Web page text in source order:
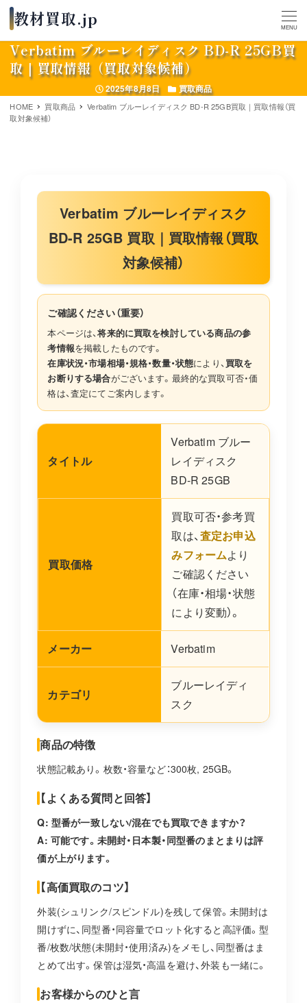
MENU
Verbatim ブルーレイディスク BD-R 25GB買
取｜買取情報（買取対象候補）
投稿日
2025年8月8日 カテゴリー
買取商品
HOME 買取商品
Verbatim ブルーレイディスク BD-R 25GB買取｜買取情報（買
取対象候補）
Verbatim ブルーレイディスク
BD-R 25GB 買取｜買取情報（買取
対象候補）
ご確認ください（重要）
本ページは、将来的に買取を検討している商品の参
考情報を掲載したものです。
在庫状況・市場相場・規格・数量・状態により、買取を
お断りする場合がございます。最終的な買取可否・価
格は、査定にてご案内します。
タイトル
Verbatim ブルー
レイディスク
BD-R 25GB
買取価格
買取可否・参考買
取は、査定お申込
みフォームより
ご確認ください
（在庫・相場・状態
により変動）。
メーカー Verbatim
カテゴリ
ブルーレイディ
スク
商品の特徴
状態記載あり。枚数・容量など：300枚, 25GB。
【よくある質問と回答】
Q: 型番が一致しない/混在でも買取できますか？
A: 可能です。未開封・日本製・同型番のまとまりは評
価が上がります。
【高価買取のコツ】
外装(シュリンク/スピンドル)を残して保管。未開封は
開けずに、同型番・同容量でロット化すると高評価。型
番/枚数/状態(未開封・使用済み)をメモし、同型番はま
とめて出す。保管は湿気・高温を避け、外装も一緒に。
お客様からのひと言